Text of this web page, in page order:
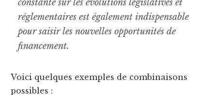
constante sur les évolutions législatives et
réglementaires est également indispensable
pour saisir les nouvelles opportunités de
financement.
Voici quelques exemples de combinaisons
possibles :